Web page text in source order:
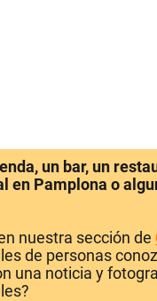
un bar, un
en Pamplona o
nuestra sección de
de personas
una noticia y